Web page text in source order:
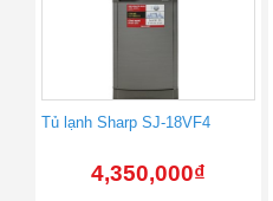
Tủ lạnh Sharp SJ-18VF4
4,350,000₫